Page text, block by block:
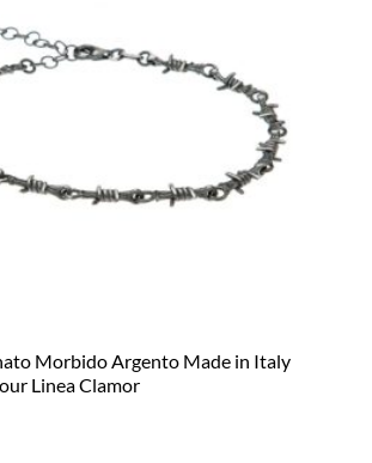
Morbido Argento Made in Italy
Linea Clamor